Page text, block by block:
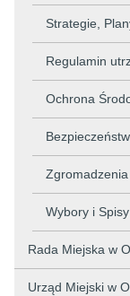
Strategie,
Regulamin
Ochrona
Zgromadzenia
Wybory i Spisy
Rada Miejska w
Urząd Miejski w